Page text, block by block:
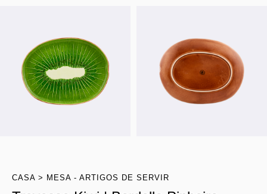
CASA MESA - ARTIGOS DE SERVIR